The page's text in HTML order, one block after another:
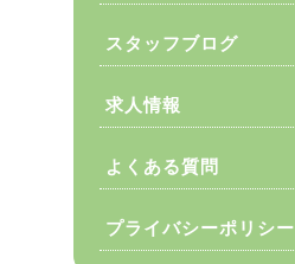
スタッフブログ
求人情報
よくある質問
プライバシーポリシー